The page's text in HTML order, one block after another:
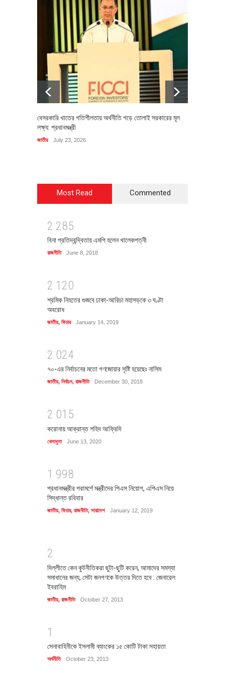
বেসরকারি খাতের গতিশীলতায় অর্থনীতি গড়ে তোলাই সরকারের মূল
লক্ষ্য: প্রধানমন্ত্রী
জাতীয় July 23, 2026
Most Read Commented
2 285
বিনা প্রতিদ্বন্দ্বিতায় এমপি হলেন খালেকপত্নী
রাজনীতি June 8, 2018
2 1 20
শ্রমিক নিহতের গুজবে ঢাকা-আরিচা মহাসড়কে ৩ ঘণ্টা
অবরোধ
জাতীয়, ফিচার January 14, 2019
2 024
৭০-এর নির্বাচনের মতো গণজোয়ার সৃষ্টি হয়েছেঃ নাসিম
জাতীয়, নির্বাচন, রাজনীতি December 30, 2018
2 01 5
করোনায় আক্রান্ত শহিদ আফ্রিদি
খেলাধুলা June 13, 2020
1 998
প্রধানমন্ত্রীর পরামর্শে মন্ত্রীদের পিএস নিয়োগ, এপিএস নিয়ে
সিদ্ধান্ত রবিবার
জাতীয়, ফিচার, রাজনীতি, সারাদেশ January 12, 2019
2
দিল্লীতে কেন কুটনীতিকরা ছুটা-ছুটি করেন, আমাদের সমস্যা
সমাধানের জন্য, সেটা জনগণকে উত্তর দিতে হবে : জেনারেল
ইবরাহিম
জাতীয়, রাজনীতি October 27, 2013
1
সেনাবাহিনীকে ইসলামী ব্যাংকের ১৫ কোটি টাকা সহায়তা
অর্থনীতি October 23, 2013